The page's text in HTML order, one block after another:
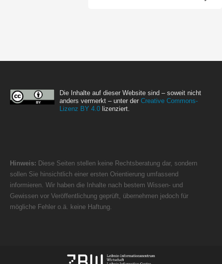
Die Inhalte auf dieser Website sind – soweit nicht
anders vermerkt – unter der Creative Commons-
Lizenz BY 4.0 lizenziert.
Hinweis: Diese Seiten stellen keine Rechtsberatung dar, sondern
sollen Sie hinsichtlich einer ersten Orientierung umfassend
informieren. Wir haben die Inhalte nach bestem Wissen- und
Gewissen vor Veröffentlichung geprüft, übernehmen jedoch für
mögliche Fehler o.ä. keine Haftung.